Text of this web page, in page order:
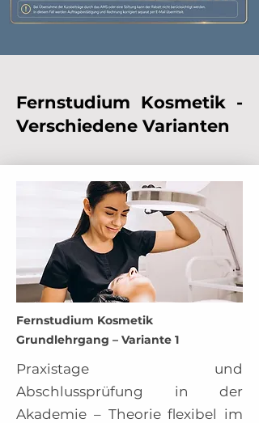
Fernstudium Kosmetik -
Verschiedene Varianten
Fernstudium Kosmetik
Grundlehrgang – Variante 1
Praxistage und
Abschlussprüfung in der
Akademie – Theorie flexibel im